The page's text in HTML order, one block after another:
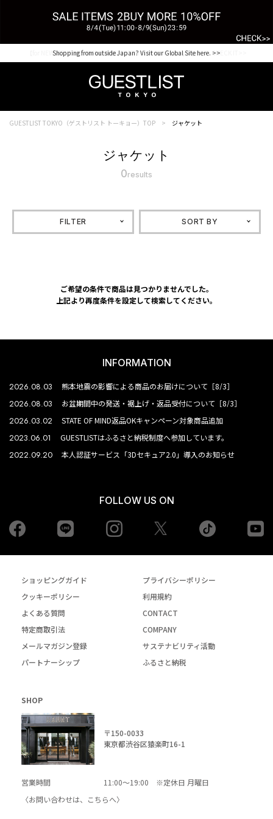
Shopping from outside Japan? Visit our Global Site here. >>
【for NEW MEMBER】新規会員様1000Point Present Campaign CHECK IT>>
GUESTLIST TOKYO（ゲストリスト トーキョー）TOP ジャケット
ジャケット
0results
FILTER SORT BY
ご希望の条件で商品は見つかりませんでした。
上記より再度条件を設定して検索してください。
INFORMATION
2026.08.03 熊本地震の影響による商品のお届けについて［8/3］
2026.08.03 お盆期間中の発送・裾上げ・返品受付について［8/3］
2026.03.02 STATE OF MIND返品OKキャンペーン対象商品追加
2023.06.01 GUESTLISTはふるさと納税制度へ参加しています。
2022.09.20 本人認証サービス「3Dセキュア2.0」導入のお知らせ
FOLLOW US ON
Facebook Instagram tiktok
ショッピングガイド
プライバシーポリシー
クッキーポリシー
利用規約
よくある質問
CONTACT
特定商取引法
COMPANY
メールマガジン登録
サステナビリティ活動
パートナーシップ
ふるさと納税
SHOP
〒150-0033
東京都渋谷区猿楽町16-1
営業時間
11:00～19:00 ※定休日 月曜日
〈お問い合わせは、
こちらへ〉